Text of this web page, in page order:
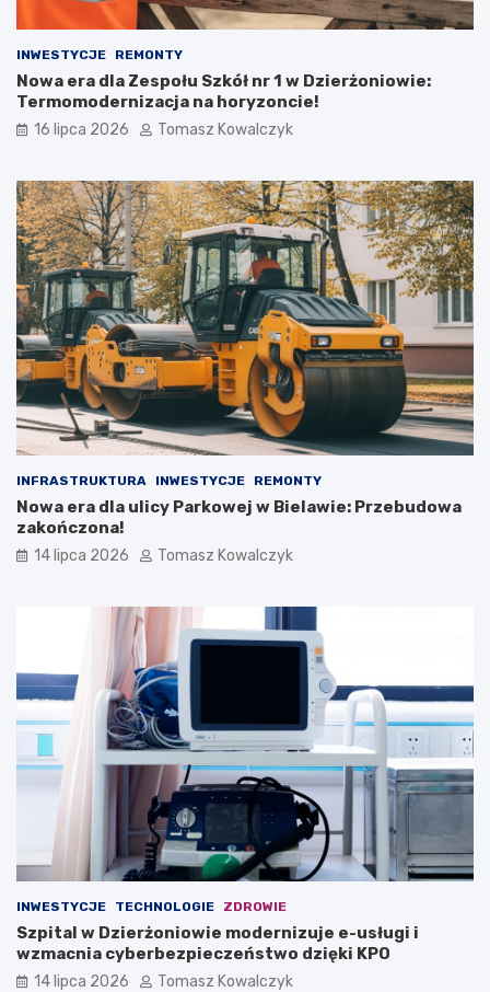
INWESTYCJE REMONTY
Nowa era dla Zespołu Szkół nr 1 w Dzierżoniowie:
Termomodernizacja na horyzoncie!
16 lipca 2026 Tomasz Kowalczyk
INFRASTRUKTURA INWESTYCJE REMONTY
Nowa era dla ulicy Parkowej w Bielawie: Przebudowa
zakończona!
14 lipca 2026 Tomasz Kowalczyk
INWESTYCJE TECHNOLOGIE ZDROWIE
Szpital w Dzierżoniowie modernizuje e-usługi i
wzmacnia cyberbezpieczeństwo dzięki KPO
14 lipca 2026 Tomasz Kowalczyk